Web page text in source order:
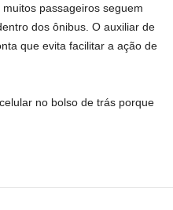
passageiros seguem
dos ônibus. O auxiliar de
que evita facilitar a ação de
no bolso de trás porque